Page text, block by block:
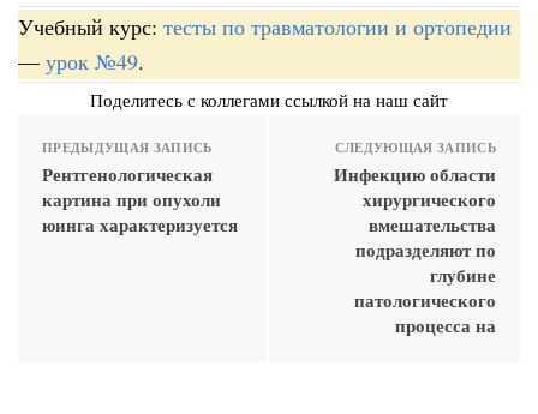
Учебный курс: тесты по травматологии и ортопедии
— урок №49.
Поделитесь с коллегами ссылкой на наш сайт
ПРЕДЫДУЩАЯ ЗАПИСЬ
Рентгенологическая
картина при опухоли
юинга характеризуется
СЛЕДУЮЩАЯ ЗАПИСЬ
Инфекцию области
хирургического
вмешательства
подразделяют по
глубине
патологического
процесса на